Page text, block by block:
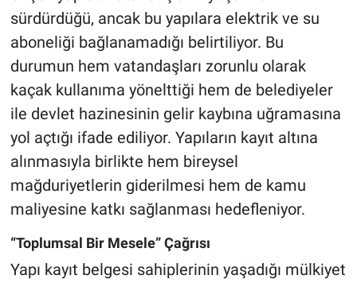
sürdürdüğü, ancak bu yapılara elektrik ve su
aboneliği bağlanamadığı belirtiliyor. Bu
durumun hem vatandaşları zorunlu olarak
kaçak kullanıma yönelttiği hem de belediyeler
ile devlet hazinesinin gelir kaybına uğramasına
yol açtığı ifade ediliyor. Yapıların kayıt altına
alınmasıyla birlikte hem bireysel
mağduriyetlerin giderilmesi hem de kamu
maliyesine katkı sağlanması hedefleniyor.
“Toplumsal Bir Mesele” Çağrısı
Yapı kayıt belgesi sahiplerinin yaşadığı mülkiyet